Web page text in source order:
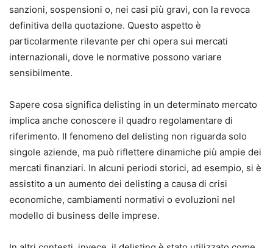
sanzioni, sospensioni o, nei casi più gravi, con la revoca
definitiva della quotazione. Questo aspetto è
particolarmente rilevante per chi opera sui mercati
internazionali, dove le normative possono variare
sensibilmente.
Sapere cosa significa delisting in un determinato mercato
implica anche conoscere il quadro regolamentare di
riferimento. Il fenomeno del delisting non riguarda solo
singole aziende, ma può riflettere dinamiche più ampie dei
mercati finanziari. In alcuni periodi storici, ad esempio, si è
assistito a un aumento dei delisting a causa di crisi
economiche, cambiamenti normativi o evoluzioni nel
modello di business delle imprese.